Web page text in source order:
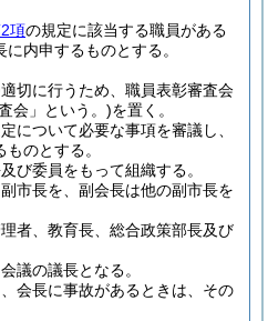
項の規定に該当する職員がある
内申するものとする。
切に行うため、職員表彰審査会
会」という。)を置く。
について必要な事項を審議し、
のとする。
び委員をもって組織する。
市長を、副会長は他の副市長を
者、教育長、総合政策部長及び
議の議長となる。
会長に事故があるときは、その